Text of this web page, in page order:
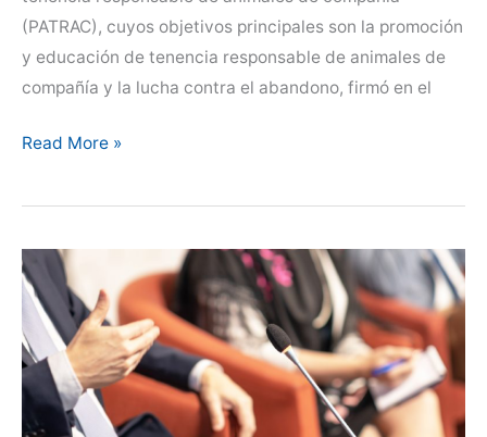
(PATRAC), cuyos objetivos principales son la promoción
y educación de tenencia responsable de animales de
compañía y la lucha contra el abandono, firmó en el
CEVE
suma
la
firma
del
Protocolo
de
Tenencia
Read More »